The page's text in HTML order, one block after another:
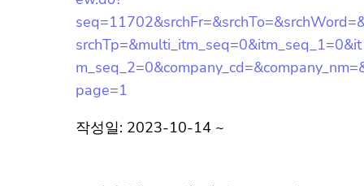
url=https://www.yuc.co.kr/www/brd/m_128/
view.do?
seq=11702&srchFr=&srchTo=&srchWord=
&srchTp=&multi_itm_seq=0&itm_seq_1=0
&itm_seq_2=0&company_cd=&company_n
m=&page=1